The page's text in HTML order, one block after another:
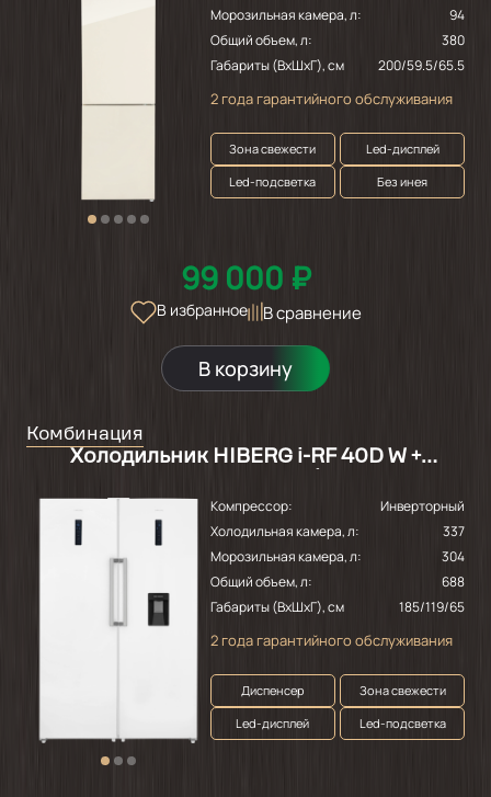
Морозильная камера, л:
94
Общий объем, л:
380
Габариты (ВхШхГ), см
200/59.5/65.5
2 года гарантийного обслуживания
Зона свежести
Led-дисплей
Led-подсветка
Без инея
99 000 ₽
В избранное В сравнение
В корзину
Комбинация
Холодильник HIBERG i-RF 40D W +
Компрессор:
Инверторный
Холодильная камера, л:
337
Морозильная камера, л:
304
Общий объем, л:
688
Габариты (ВхШхГ), см
185/119/65
2 года гарантийного обслуживания
Диспенсер
Зона свежести
Led-дисплей
Led-подсветка